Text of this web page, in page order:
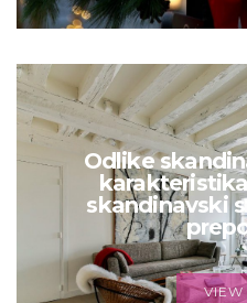
Odlike
skandinavski
VIEW